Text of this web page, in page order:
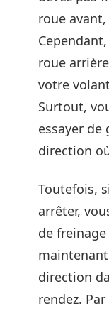
roue
roue
votre
Surtout,
essayer de
direction
Toutefois,
arrêter,
de
direction
rendez.